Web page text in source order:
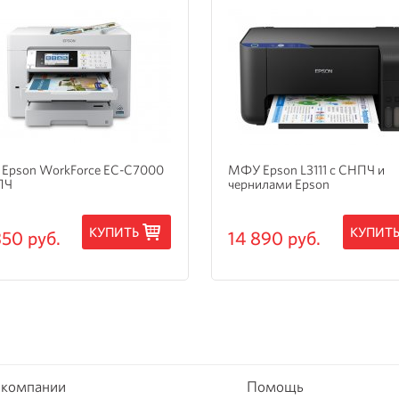
WorkForce EC-C7000
руб. КУПИТЬ
МФУ Epson L3111 с СНПЧ и
чернилами Epson
14 890 руб. КУПИТЬ
Помощь